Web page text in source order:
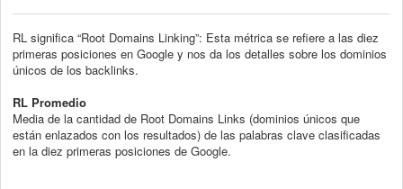
RL significa “Root Domains Linking”: Esta métrica se refiere a las diez
primeras posiciones en Google y nos da los detalles sobre los dominios
únicos de los backlinks.
RL Promedio
Media de la cantidad de Root Domains Links (dominios únicos que
están enlazados con los resultados) de las palabras clave clasificadas
en la diez primeras posiciones de Google.